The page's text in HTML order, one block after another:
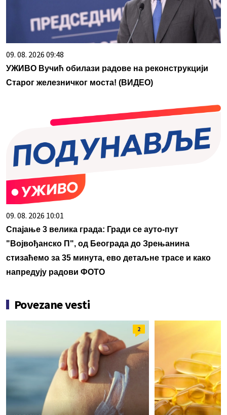
09. 08. 2026 09:48
УЖИВО Вучић обилази радове на реконструкцији
Старог железничког моста! (ВИДЕО)
09. 08. 2026 10:01
Спајање 3 велика града: Гради се ауто-пут
"Војвођанско П", од Београда до Зрењанина
стизаћемо за 35 минута, ево детаљне трасе и како
напредују радови ФОТО
Povezane vesti
2